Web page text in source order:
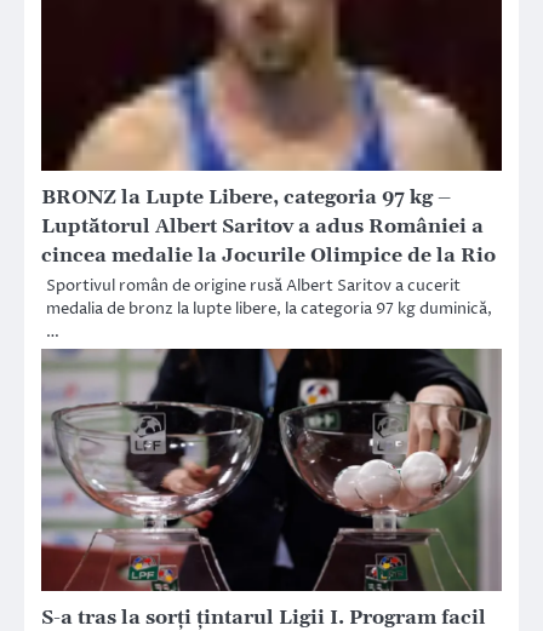
BRONZ la Lupte Libere, categoria 97 kg –
Luptătorul Albert Saritov a adus României a
cincea medalie la Jocurile Olimpice de la Rio
Sportivul român de origine rusă Albert Saritov a cucerit
medalia de bronz la lupte libere, la categoria 97 kg duminică,
…
S-a tras la sorți țintarul Ligii I. Program facil